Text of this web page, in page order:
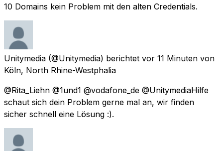
10 Domains kein Problem mit den alten Credentials.
Unitymedia (@Unitymedia) berichtet vor 11 Minuten von
Köln, North Rhine-Westphalia
@Rita_Liehn @1und1 @vodafone_de @UnitymediaHilfe
schaut sich dein Problem gerne mal an, wir finden
sicher schnell eine Lösung :).